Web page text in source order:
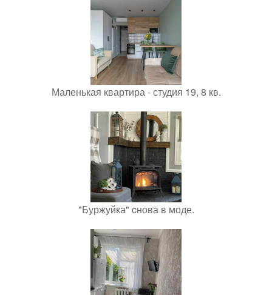
Маленькая квартира - студия 19, 8 кв.
"Буржуйка" cнова в моде.